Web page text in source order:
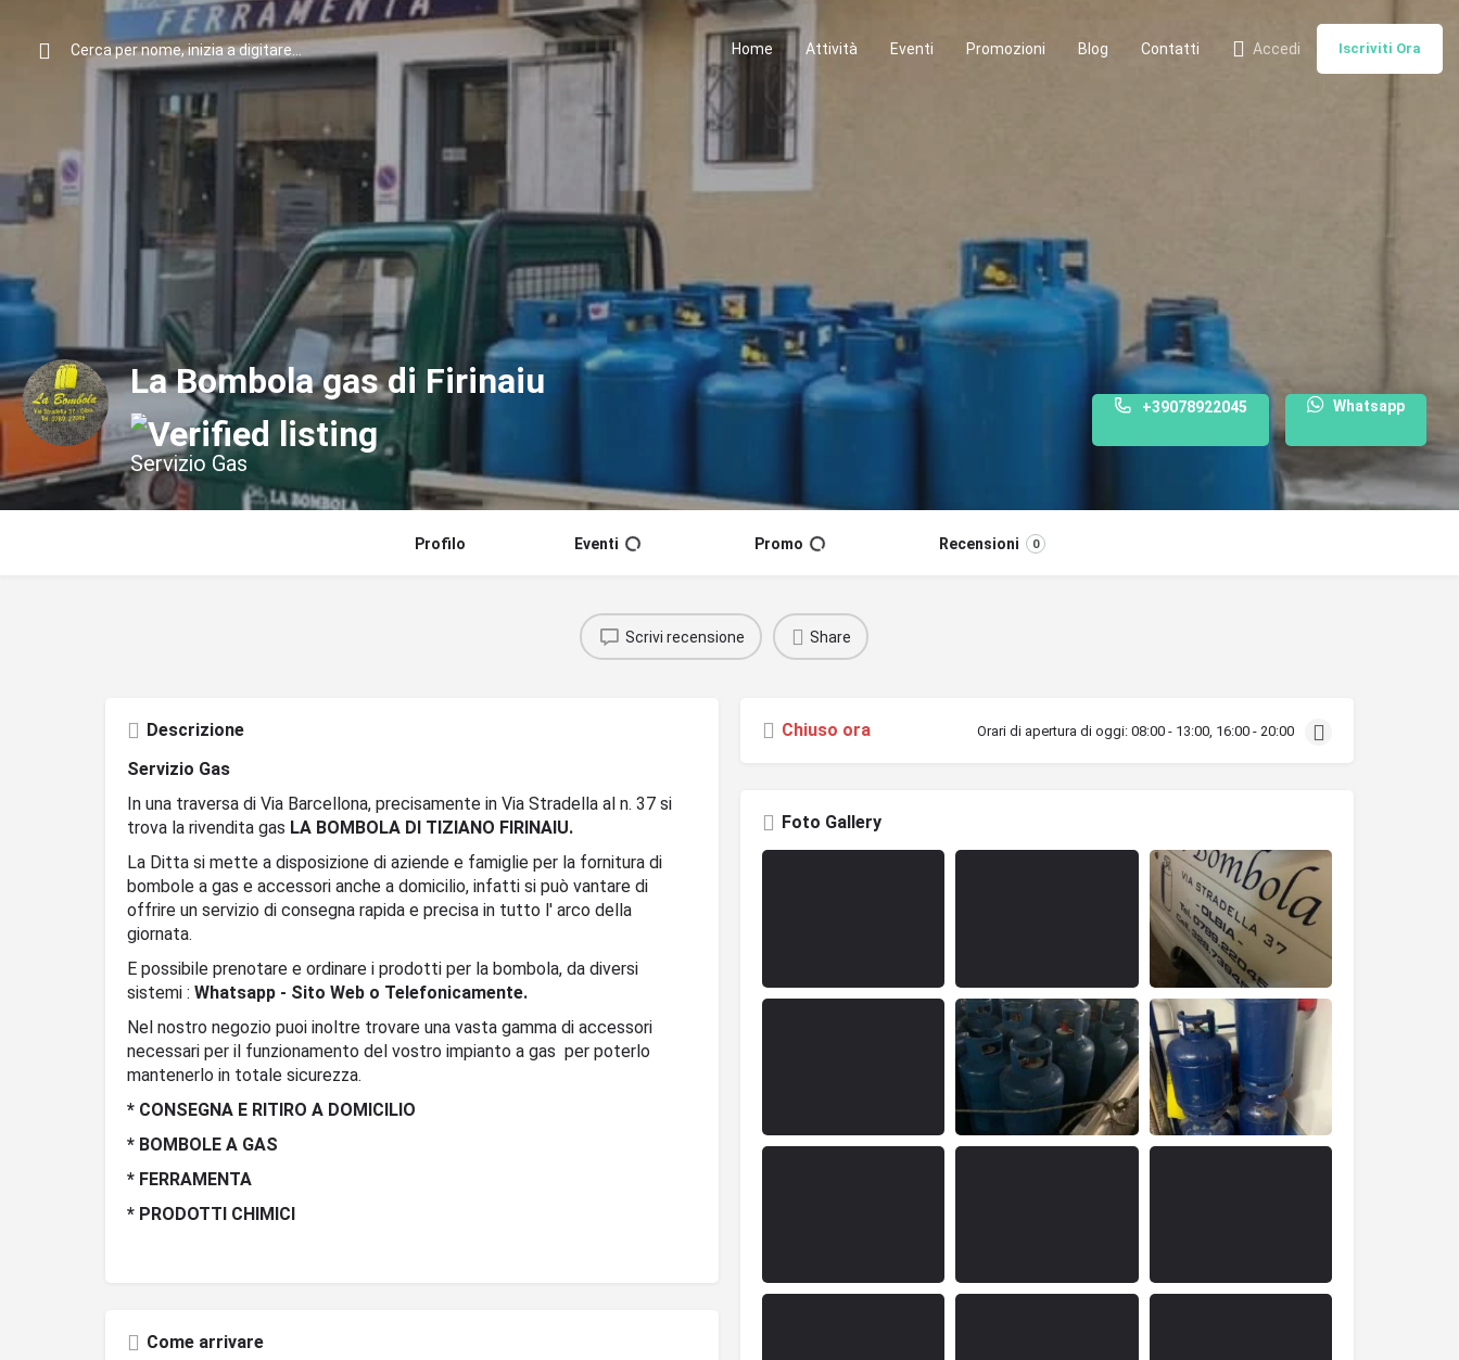
Home Attività Eventi Promozioni Blog Contatti Accedi Iscriviti Ora
La Bombola gas di Firinaiu
Servizio Gas
+39078922045 Whatsapp
Profilo Eventi Promo Recensioni 0
Scrivi recensione Share
Descrizione
Servizio Gas
In una traversa di Via Barcellona, precisamente in Via Stradella al n. 37 si
trova la rivendita gas LA BOMBOLA DI TIZIANO FIRINAIU.
La Ditta si mette a disposizione di aziende e famiglie per la fornitura di
bombole a gas e accessori anche a domicilio, infatti si può vantare di
offrire un servizio di consegna rapida e precisa in tutto l' arco della
giornata.
E possibile prenotare e ordinare i prodotti per la bombola, da diversi
sistemi : Whatsapp - Sito Web o Telefonicamente.
Nel nostro negozio puoi inoltre trovare una vasta gamma di accessori
necessari per il funzionamento del vostro impianto a gas per poterlo
mantenerlo in totale sicurezza.
* CONSEGNA E RITIRO A DOMICILIO
* BOMBOLE A GAS
* FERRAMENTA
* PRODOTTI CHIMICI
Come arrivare
Chiuso ora Orari di apertura di oggi: 08:00 - 13:00, 16:00 - 20:00
Foto Gallery